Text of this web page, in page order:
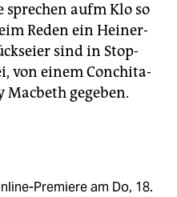
aufm Klo so
Reden ein Heiner-
sind in Stop-
von einem Conchita-
gegeben.
Premiere am Do, 18.